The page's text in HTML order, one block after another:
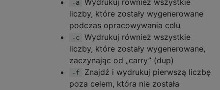
-a
Wydrukuj również wszystkie
liczby, które zostały wygenerowane
podczas opracowywania celu
-c
Wydrukuj również wszystkie
liczby, które zostały wygenerowane,
zaczynając od „carry” (dup)
-f
Znajdź i wydrukuj pierwszą liczbę
poza celem, która nie została